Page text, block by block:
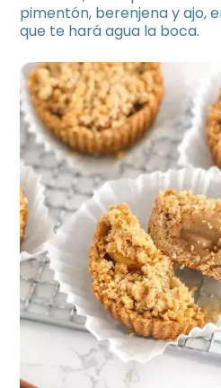
pimentón, berenjena y ajo,
que te hará agua la boca.